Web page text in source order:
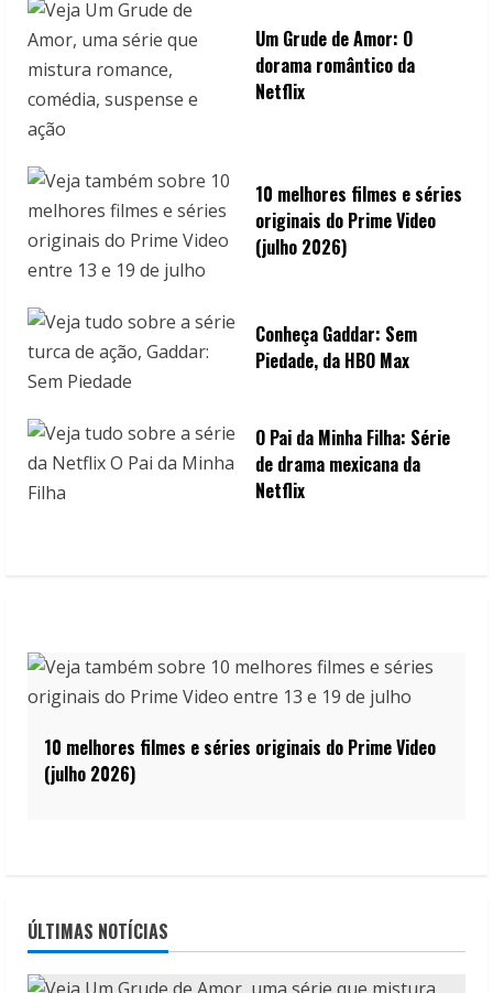
Um Grude de Amor: O
dorama romântico da
Netflix
10 melhores filmes e séries
originais do Prime Video
(julho 2026)
Conheça Gaddar: Sem
Piedade, da HBO Max
O Pai da Minha Filha: Série
de drama mexicana da
Netflix
10 melhores filmes e séries originais do Prime Video
(julho 2026)
ÚLTIMAS NOTÍCIAS